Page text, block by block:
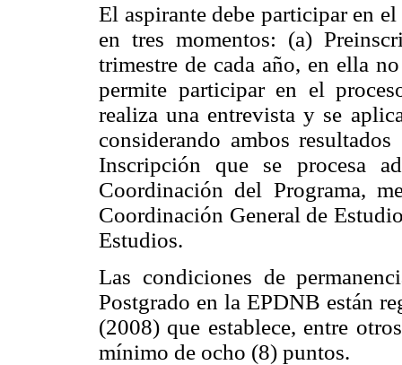
El aspirante debe participar en
en tres momentos: (a)
trimestre de cada año, en ella
permite participar en el
realiza una entrevista y se
considerando ambos
Inscripción que se procesa
Coordinación del Programa,
Coordinación General de
Estudios.
Las condiciones de
Postgrado en la EPDNB están
(2008) que establece, entre
mínimo de ocho (8) puntos.